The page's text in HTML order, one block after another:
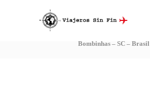
Blog
Inicio
Bombinhas – SC – Brasil